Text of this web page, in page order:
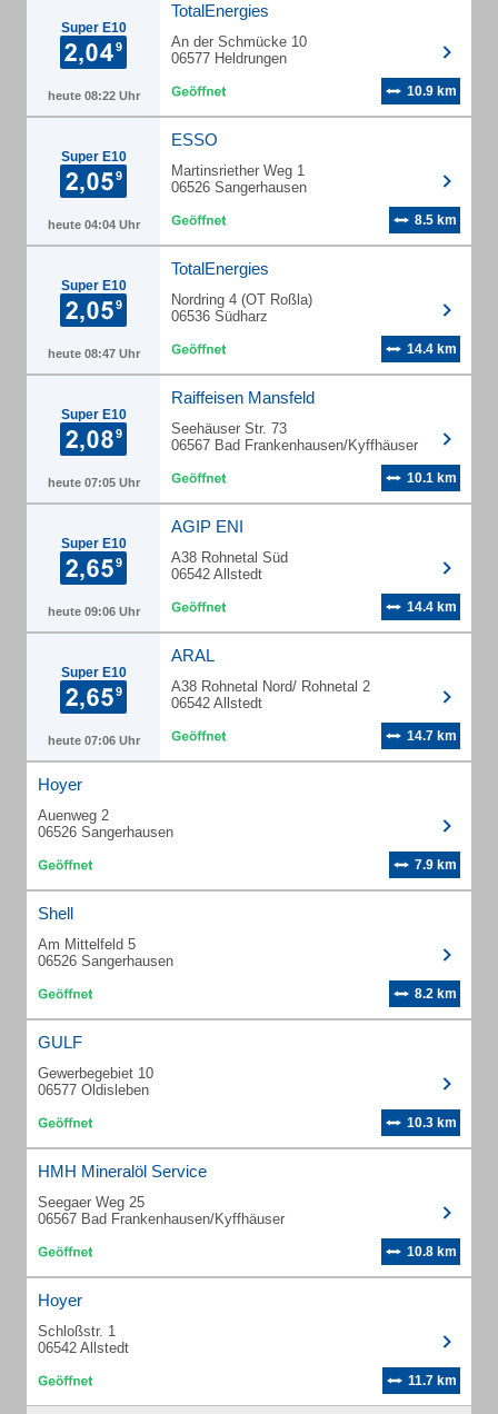
Super E10
heute 08:22 Uhr
TotalEnergies
An der Schmücke 10
06577 Heldrungen
10.9 km
Super E10
heute 04:04 Uhr
ESSO
Martinsriether Weg 1
06526 Sangerhausen
8.5 km
Super E10
heute 08:47 Uhr
TotalEnergies
Nordring 4 (OT Roßla)
06536 Südharz
14.4 km
Super E10
heute 07:05 Uhr
Raiffeisen Mansfeld
Seehäuser Str. 73
06567 Bad Frankenhausen/Kyffhäuser
10.1 km
Super E10
heute 09:06 Uhr
AGIP ENI
A38 Rohnetal Süd
06542 Allstedt
14.4 km
Super E10
heute 07:06 Uhr
ARAL
A38 Rohnetal Nord/ Rohnetal 2
06542 Allstedt
14.7 km
Hoyer
Auenweg 2
06526 Sangerhausen
7.9 km
Shell
Am Mittelfeld 5
06526 Sangerhausen
8.2 km
GULF
Gewerbegebiet 10
06577 Oldisleben
10.3 km
HMH Mineralöl Service
Seegaer Weg 25
06567 Bad Frankenhausen/Kyffhäuser
10.8 km
Hoyer
Schloßstr. 1
06542 Allstedt
11.7 km